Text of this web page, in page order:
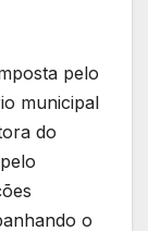
pelo
municipal
do
o